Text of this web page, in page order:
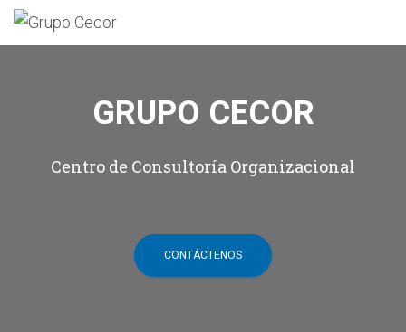
GRUPO CECOR
Centro de Consultoría Organizacional
CONTÁCTENOS